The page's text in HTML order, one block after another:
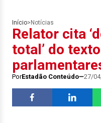
Início> Notícias
Relator cita
total’ do
PorEstadão Conteúdo 27/